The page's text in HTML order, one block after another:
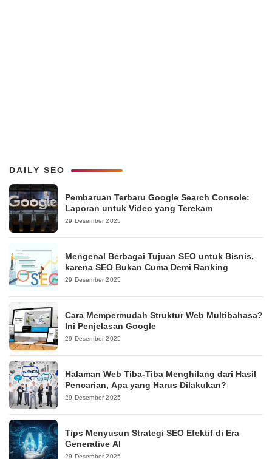
DAILY SEO
Pembaruan Terbaru Google Search Console:
Laporan untuk Video yang Terekam
29 Desember 2025
Mengenal Berbagai Tujuan SEO untuk Bisnis,
karena SEO Bukan Cuma Demi Ranking
29 Desember 2025
Cara Mempermudah Struktur Web Multibahasa?
Ini Penjelasan Google
29 Desember 2025
Halaman Web Tiba-Tiba Menghilang dari Hasil
Pencarian, Apa yang Harus Dilakukan?
29 Desember 2025
Tips Menyusun Strategi SEO Efektif di Era
Generative AI
29 Desember 2025